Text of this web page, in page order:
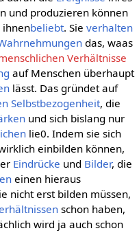
und produzieren können
ihnenbeliebt. Sie verhalten
das, waas
Verhältnisse
auf Menschen überhaupt
lässt. Das gründet auf
Selbstbezogenheit, die
und sich bislang nur
lie0. Indem sie sich
einbilden können,
Eindrücke und Bilder, die
einen hieraus
nicht erst bilden müssen,
schon haben,
wird ja auch schon